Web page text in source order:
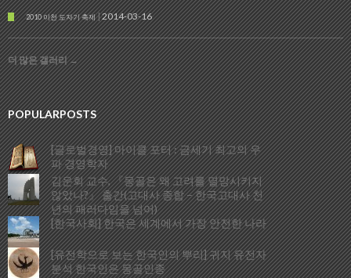
2010 이천 도자기 축제 2014-03-16
더 많은 갤러리→
POPULARPOSTS
[글로벌경영] 마이클 포터 : 금세기 최고의 우
파 경영학자
김운회 교수, 『몽골은 왜 고려를 멸망시키지
않았나?』 출간(고대사 종합 – 한국고대사 천
년의 패러다임을 넘어)
[한국사회] 한국은 세계에서 가장 안전한 나라
[유전학으로 보는 한국인의 뿌리] 귀지 유전자
분석 한국인은 몽골인종